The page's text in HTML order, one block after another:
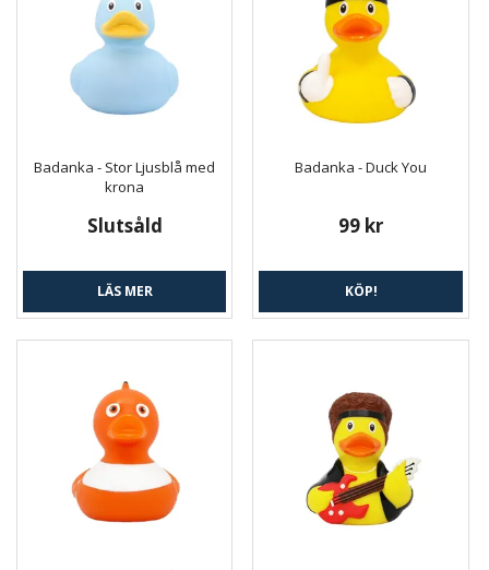
Badanka - Stor Ljusblå med
krona
Slutsåld
LÄS MER
Badanka - Duck You
99 kr
KÖP!